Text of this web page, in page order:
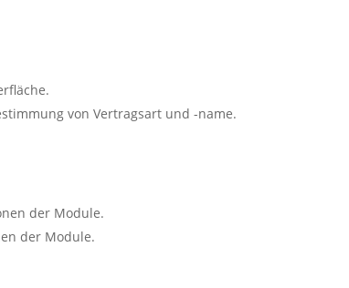
von Vertragsart und -name.
der Module.
der Module.